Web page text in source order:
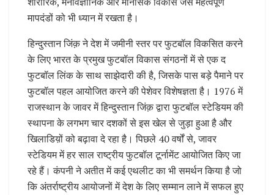
मापदंडों को भी ध्यान में रखता है।
हिन्दुस्तान जिंक़ ने देश में जमीनी स्तर पर फुटबॉल विकसित करने
के लिए भारत के प्रमुख फुटबॉल विकास संगठनों में से एक द
फुटबॉल लिंक के साथ साझेदारी की है, जिसके पास बड़े पैमाने पर
फुटबॉल पहल आयोजित करने की पेशेवर विशेषज्ञता है। 1976 में
राजस्थान के जावर में हिन्दुस्तान जिंक़ द्वारा फुटबॉल स्टेडियम की
स्थापना के लगभग चार दशकों से इस खेल से जुड़ा हुआ है और
खिलाडिय़ों को बढ़ावा दे रहा है। पिछले 40 वर्षों से, जावर
स्टेडियम में हर साल राष्ट्रीय फुटबॉल टूर्नामेंट आयोजित किए जा
रहे हैं। कंपनी ने अतीत में कई एथलीट का भी समर्थन किया है जो
कि अंतर्राष्ट्रीय आयोजनों में देश के लिए सम्मान लाने में सफल हुए